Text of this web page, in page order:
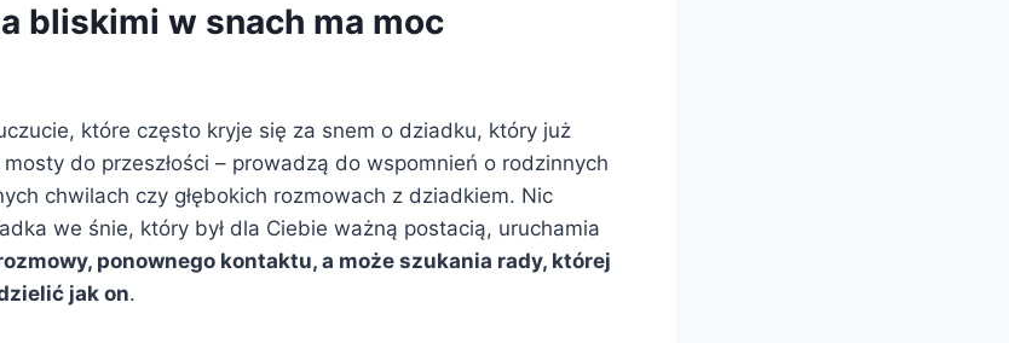
bliskimi w snach ma moc
które często kryje się za snem o dziadku, który już
do przeszłości – prowadzą do wspomnień o rodzinnych
chwilach czy głębokich rozmowach z dziadkiem. Nic
we śnie, który był dla Ciebie ważną postacią, uruchamia
ponownego kontaktu, a może szukania rady, której
jak on.